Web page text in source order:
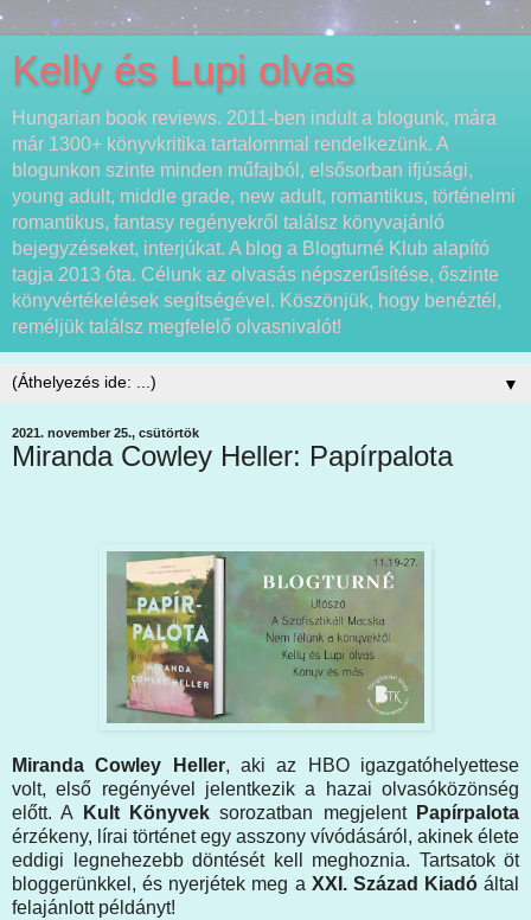
Kelly és Lupi olvas
Hungarian book reviews. 2011-ben indult a blogunk, mára
már 1300+ könyvkritika tartalommal rendelkezünk. A
blogunkon szinte minden műfajból, elsősorban ifjúsági,
young adult, middle grade, new adult, romantikus, történelmi
romantikus, fantasy regényekről találsz könyvajánló
bejegyzéseket, interjúkat. A blog a Blogturné Klub alapító
tagja 2013 óta. Célunk az olvasás népszerűsítése, őszinte
könyvértékelések segítségével. Köszönjük, hogy benéztél,
reméljük találsz megfelelő olvasnivalót!
▼
2021. november 25., csütörtök
Miranda Cowley Heller: Papírpalota
Miranda Cowley Heller, aki az HBO igazgatóhelyettese
volt, első regényével jelentkezik a hazai olvasóközönség
előtt. A
Kult Könyvek sorozatban megjelent Papírpalota
érzékeny, lírai történet egy asszony vívódásáról, akinek élete
eddigi legnehezebb döntését kell meghoznia. Tartsatok öt
bloggerünkkel, és nyerjétek meg a XXI. Század Kiadóáltal
felajánlott példányt!